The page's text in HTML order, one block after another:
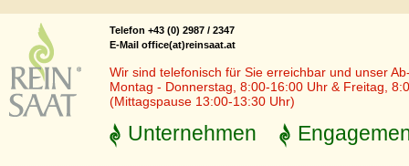
Telefon +43 (0) 2987 / 2347
E-Mail office(at)reinsaat.at
Wir sind telefonisch für Sie erreichbar und unser
Montag - Donnerstag, 8:00-16:00 Uhr & Freitag,
(Mittagspause 13:00-13:30 Uhr)
Unternehmen